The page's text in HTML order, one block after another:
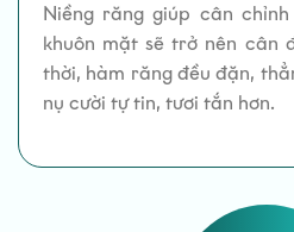
Niềng răng giúp cân
khuôn mặt sẽ trở nên cân
thời, hàm răng đều đặn,
nụ cười tự tin, tươi tắn hơn.